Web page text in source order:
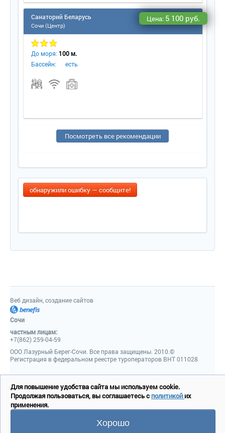
Санаторий Беларусь
Сочи (Центр)
Цена: 5 100 руб.
До моря: 100 м.
Бассейн:
есть
Посмотреть все рекомендации
обнаружили ошибку — сообщите!
Веб дизайн, создание сайтов
Сочи
частным лицам:
+7(862) 259-04-59
ООО Лазурный Берег-Сочи. Все права защищены. 2010.©
Регистрация в федеральном реестре туроператоров ВНТ 011028
Для повышение удобства сайта мы используем cookie.
Продолжая пользоваться, вы соглашаетесь с политикойих
применения.
Хорошо